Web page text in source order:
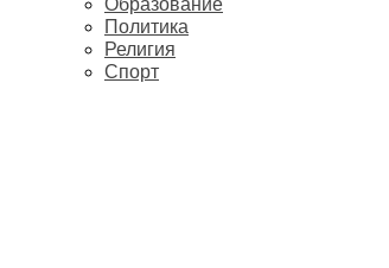
Политика
Религия
Спорт